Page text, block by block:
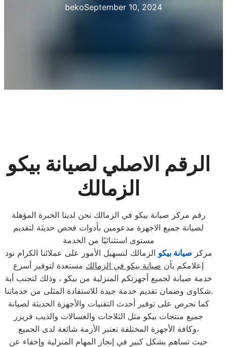
bekoSeptember 10, 2024
الرقم الاصلي لصيانة بيكو
الزمالك
رقم مركز صيانة بيكو في الزمالك نحن لدينا الخبرة المؤهلة
لصيانة جميع الاجهزة مدعومين بأدوات فحص حديثة لتقديم
مستوى استثنائيًا من الخدمة
مركز صيانة بيكو الزمالك لتسهيل الأمور على عملائنا الكرام نود
إعلامكم بأن صيانة بيكو في الزمالك مستعدة لتوفير أسرع
خدمة صيانة لجميع أجهزتكم المنزلية من بيكو ، وذلك لتجنب أية
شكاوى وضمان تقديم خدمة جيدة للاستفادة المثلى من خدماتنا.
كما نحرص على توفير أحدث التقنيات والأجهزة الحديثة لصيانة
جميع منتجات بيكو مثل الثلاجات والغسالات والديب فریزر
وكافة الأجهزة المختلفة تعتبر الأزمة شائعة لدى الجميع،
حيث تساهم بشكل كبير في إنجاز المهام المنزلية وإخفاء عن